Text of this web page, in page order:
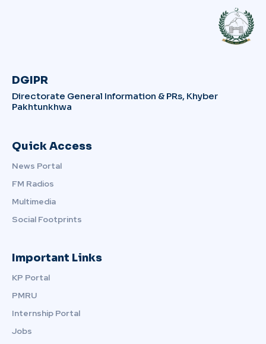
DGIPR
Directorate General Information & PRs, Khyber
Pakhtunkhwa
Quick Access
News Portal
FM Radios
Multimedia
Social Footprints
Important Links
KP Portal
PMRU
Internship Portal
Jobs